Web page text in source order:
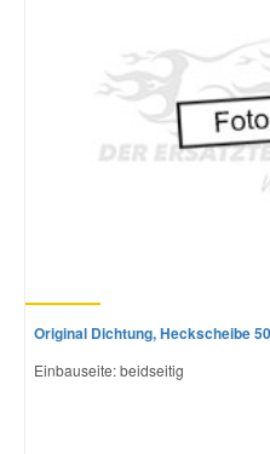
Original Dichtung, Heckscheibe
Einbauseite: beidseitig